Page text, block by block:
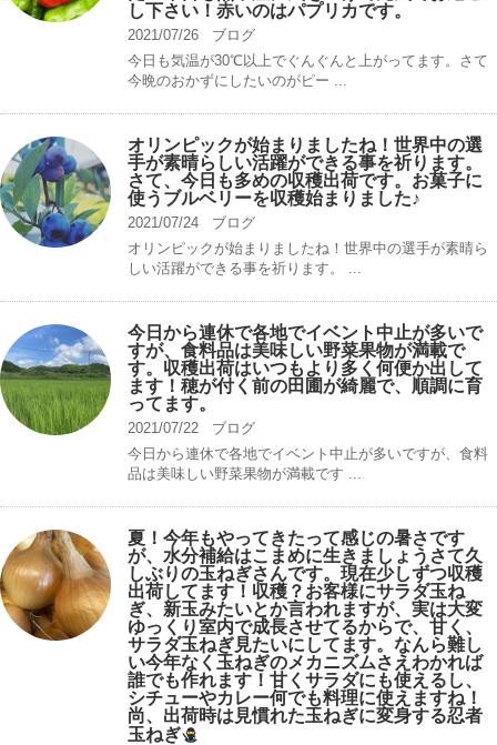
し下さい！赤いのはパプリカです。
2021/07/26
ブログ
今日も気温が30℃以上でぐんぐんと上がってます。さて
今晩のおかずにしたいのがピー ...
オリンピックが始まりましたね！世界中の選
手が素晴らしい活躍ができる事を祈ります。
さて、今日も多めの収穫出荷です。お菓子に
使うブルベリーを収穫始まりました♪
2021/07/24
ブログ
オリンピックが始まりましたね！世界中の選手が素晴ら
しい活躍ができる事を祈ります。 ...
今日から連休で各地でイベント中止が多いで
すが、食料品は美味しい野菜果物が満載で
す。収穫出荷はいつもより多く何便か出して
ます！穂が付く前の田圃が綺麗で、順調に育
ってます。
2021/07/22
ブログ
今日から連休で各地でイベント中止が多いですが、食料
品は美味しい野菜果物が満載です ...
夏！今年もやってきたって感じの暑さです
が、水分補給はこまめに生きましょうさて久
しぶりの玉ねぎさんです。現在少しずつ収穫
出荷してます！収穫？お客様にサラダ玉ね
ぎ、新玉みたいとか言われますが、実は大変
ゆっくり室内で成長させてるからで、甘く、
サラダ玉ねぎ見たいにしてます。なんら難し
い今年なく玉ねぎのメカニズムさえわかれば
誰でも作れます！甘くサラダにも使えるし、
シチューやカレー何でも料理に使えますね！
尚、出荷時は見慣れた玉ねぎに変身する忍者
玉ねぎ